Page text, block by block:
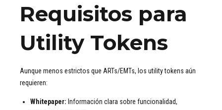
Requisitos para
Utility Tokens
Aunque menos estrictos que ARTs/EMTs, los utility tokens aún
requieren:
Whitepaper: Información clara sobre funcionalidad,